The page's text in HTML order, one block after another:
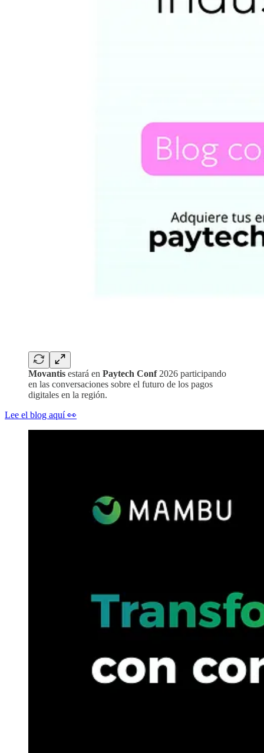
Movantis estará en Paytech Conf2026 participando
en las conversaciones sobre el futuro de los pagos
digitales en la región.
Lee el blog aquí 👀